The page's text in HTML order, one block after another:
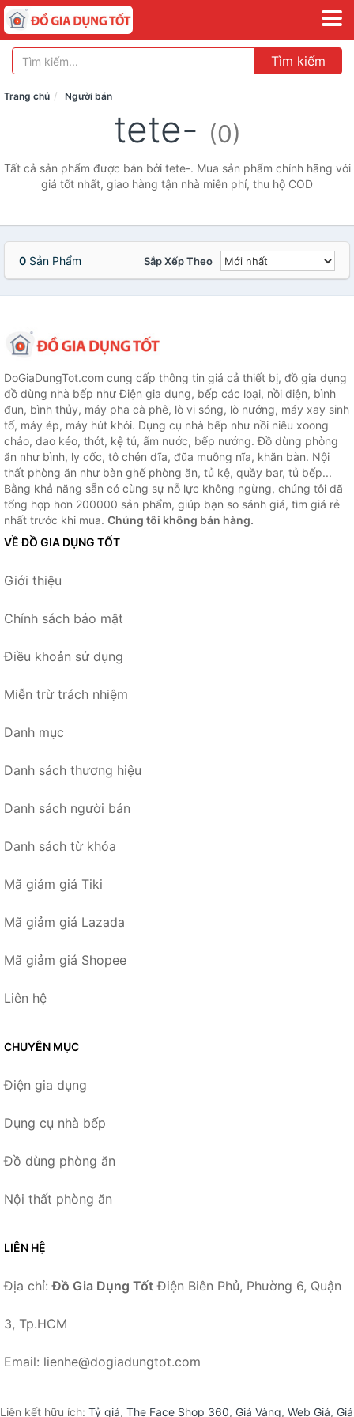
Tìm kiếm
Trang chủ Người bán
tete- (0)
Tất cả sản phẩm được bán bởi tete-. Mua sản phẩm chính hãng với
giá tốt nhất, giao hàng tận nhà miễn phí, thu hộ COD
0 Sản Phẩm Sắp Xếp Theo
DoGiaDungTot.com cung cấp thông tin giá cả thiết bị, đồ gia dụng
đồ dùng nhà bếp như Điện gia dụng, bếp các loại, nồi điện, bình
đun, bình thủy, máy pha cà phê, lò vi sóng, lò nướng, máy xay sinh
tố, máy ép, máy hút khói. Dụng cụ nhà bếp như nồi niêu xoong
chảo, dao kéo, thớt, kệ tủ, ấm nước, bếp nướng. Đồ dùng phòng
ăn như bình, ly cốc, tô chén dĩa, đũa muỗng nĩa, khăn bàn. Nội
thất phòng ăn như bàn ghế phòng ăn, tủ kệ, quầy bar, tủ bếp...
Bằng khả năng sẵn có cùng sự nỗ lực không ngừng, chúng tôi đã
tổng hợp hơn 200000 sản phẩm, giúp bạn so sánh giá, tìm giá rẻ
nhất trước khi mua. Chúng tôi không bán hàng.
VỀ ĐỒ GIA DỤNG TỐT
Giới thiệu
Chính sách bảo mật
Điều khoản sử dụng
Miễn trừ trách nhiệm
Danh mục
Danh sách thương hiệu
Danh sách người bán
Danh sách từ khóa
Mã giảm giá Tiki
Mã giảm giá Lazada
Mã giảm giá Shopee
Liên hệ
CHUYÊN MỤC
Điện gia dụng
Dụng cụ nhà bếp
Đồ dùng phòng ăn
Nội thất phòng ăn
LIÊN HỆ
Địa chỉ:Đồ Gia Dụng Tốt Điện Biên Phủ, Phường 6, Quận
3, Tp.HCM
Email: lienhe@dogiadungtot.com
Liên kết hữu ích: Tỷ giá, The Face Shop 360, Giá Vàng, Web Giá, Giá